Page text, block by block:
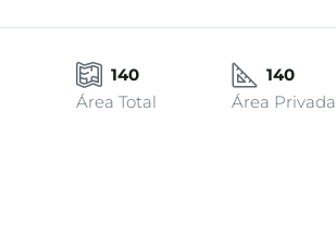
140
Área Total
140
Área Privada